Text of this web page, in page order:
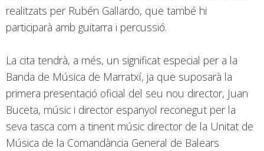
realitzats per Rubén Gallardo, que també hi
participarà amb guitarra i percussió.
La cita tendrà, a més, un significat especial per a la
Banda de Música de Marratxí, ja que suposarà la
primera presentació oficial del seu nou director, Juan
Buceta, músic i director espanyol reconegut per la
seva tasca com a tinent músic director de la Unitat de
Música de la Comandància General de Balears